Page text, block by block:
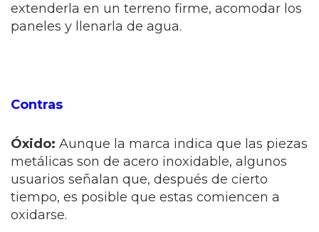
extenderla en un terreno firme, acomodar los
paneles y llenarla de agua.
Contras
Óxido: Aunque la marca indica que las piezas
metálicas son de acero inoxidable, algunos
usuarios señalan que, después de cierto
tiempo, es posible que estas comiencen a
oxidarse.